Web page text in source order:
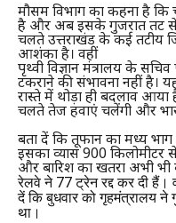
मौसम विभाग का कहना है कि
है और अब इसके गुजरात तट से
चलते उत्तराखंड के कई तटीय
आशंका है। वहीं
पृथ्वी विज्ञान मंत्रालय के
टकराने की संभावना नहीं है।
रास्ते में थोड़ा ही बदलाव
चलते तेज हवाएं चलेंगी और भारी
बता दें कि तूफान का मध्य भाग
इसका व्यास 900
और बारिश का खतरा अभी
रेलवे ने 77 ट्रेन रद्द कर दीहैं।
दें कि बुधवार को गृहमंत्रालय ने
था।